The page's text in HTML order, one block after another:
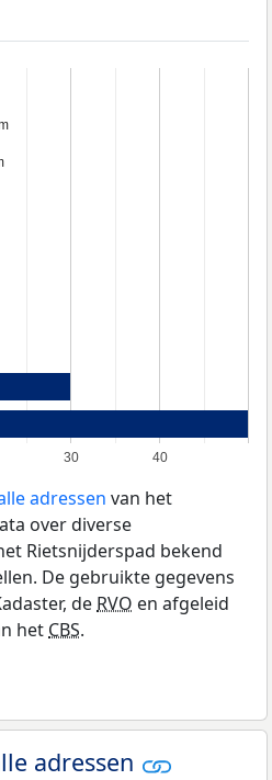
30 40
adressen van het
over diverse
Rietsnijderspad bekend
De gebruikte gegevens
deRVO en afgeleid
hetCBS.
adressen